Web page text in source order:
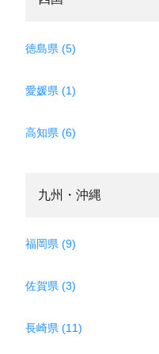
徳島県 (5)
愛媛県 (1)
高知県 (6)
九州・沖縄
福岡県 (9)
佐賀県 (3)
長崎県 (11)